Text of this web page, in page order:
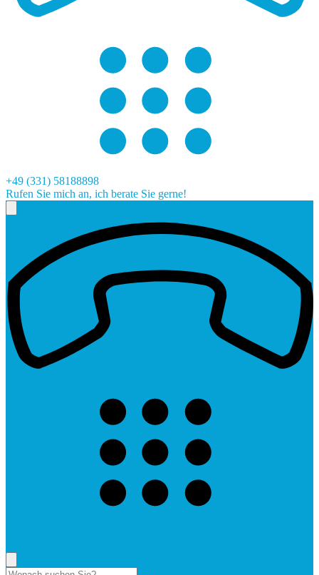
+49 (331) 58188898
Rufen Sie mich an, ich berate Sie gerne!